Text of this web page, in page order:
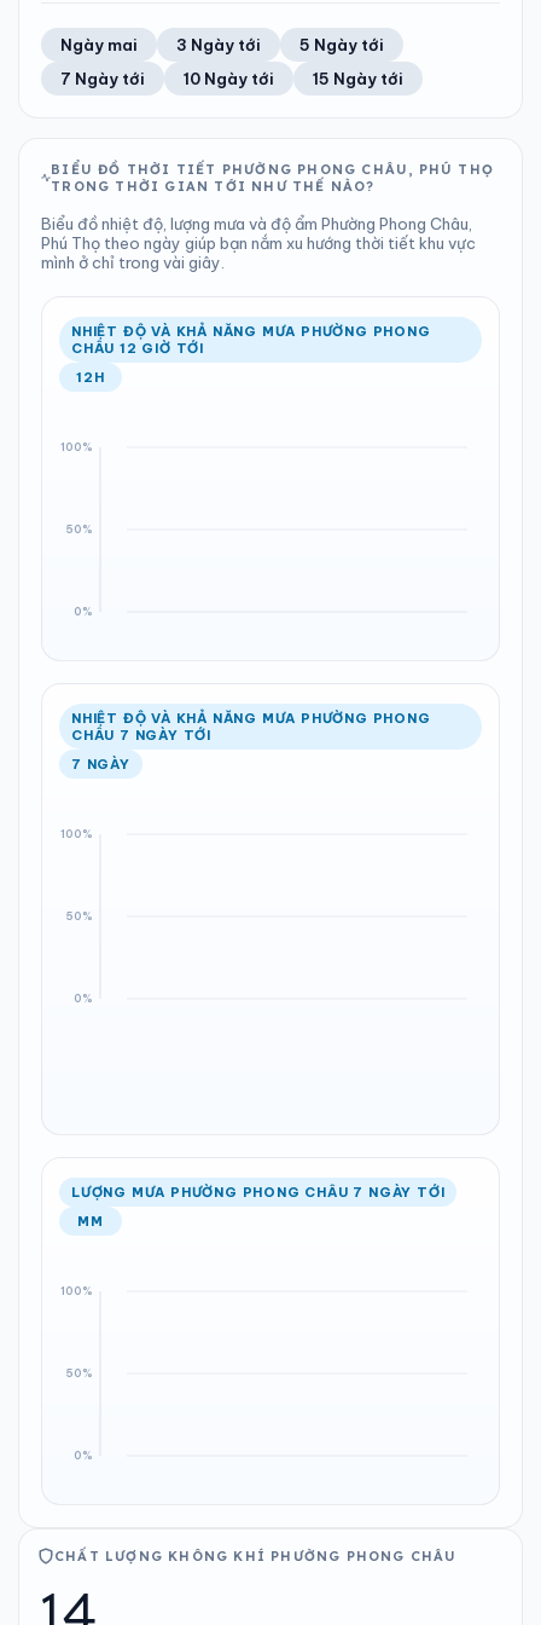
25°C 100%
Khả năng mưa
5.09 mm
Tổng cả ngày
998 hPa
Bình thường
12
Chỉ số UV
Tốt
Ước lượng
26°C
Ổn định
100%
Khả năng mưa
Trung bình ngày Tốc độ gió
TIA UV TẦM NHÌN
LƯỢNG MƯA
13.02 mm
Tổng cả ngày
ÁP SUẤT
999 hPa
Bình thường
Ổn định Khả năng mưa
Ngày mai 3 Ngày tới
5 Ngày tới
7 Ngày tới
10 Ngày tới 15 Ngày tới
BIỂU ĐỒ THỜI TIẾT PHƯỜNG PHONG CHÂU, PHÚ THỌ
TRONG THỜI GIAN TỚI NHƯ THẾ NÀO?
Biểu đồ nhiệt độ, lượng mưa và độ ẩm Phường Phong Châu,
Phú Thọ theo ngày giúp bạn nắm xu hướng thời tiết khu vực
mình ở chỉ trong vài giây.
NHIỆT ĐỘ VÀ KHẢ NĂNG MƯA PHƯỜNG PHONG
CHÂU 12 GIỜ TỚI
12H
NHIỆT ĐỘ VÀ KHẢ NĂNG MƯA PHƯỜNG PHONG
CHÂU 7 NGÀY TỚI
7 NGÀY
LƯỢNG MƯA PHƯỜNG PHONG CHÂU 7 NGÀY TỚI
MM
CHẤT LƯỢNG KHÔNG KHÍ PHƯỜNG PHONG CHÂU